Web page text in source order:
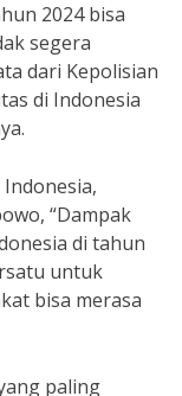
2024 bisa
segera
dari Kepolisian
di Indonesia
“Dampak
di tahun
untuk
bisa merasa
paling